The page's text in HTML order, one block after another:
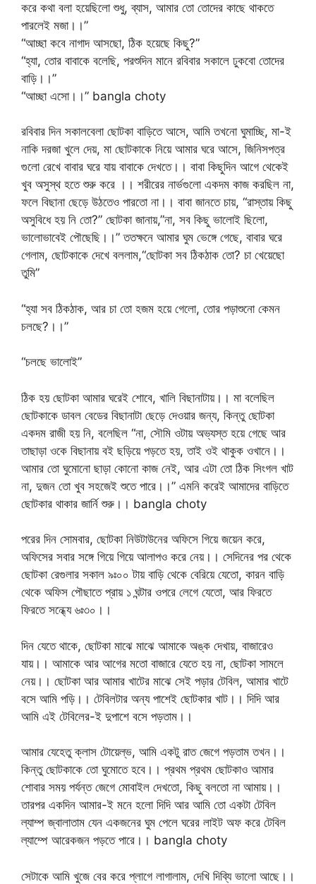
করে কথা বলা হয়েছিলো শুধু, ব্যাস, আমার তো তোদের কাছে থাকতে
পারলেই মজা।।”
“আচ্ছা কবে নাগাদ আসছো, ঠিক হয়েছে কিছু?”
“হ্যা, তোর বাবাকে বলেছি, পরশুদিন মানে রবিবার সকালে ঢুকবো তোদের
বাড়ি।।”
“আচ্ছা এসো।।” bangla choty
রবিবার দিন সকালবেলা ছোটকা বাড়িতে আসে, আমি তখনো ঘুমাচ্ছি, মা-ই
নাকি দরজা খুলে দেয়, মা ছোটকাকে নিয়ে আমার ঘরে আসে, জিনিসপত্র
গুলো রেখে বাবার ঘরে যায় বাবাকে দেখতে।। বাবা কিছুদিন আগে থেকেই
খুব অসুস্থ হতে শুরু করে ।। শরীরের নার্ভগুলো একদম কাজ করছিল না,
ফলে বিছানা ছেড়ে উঠতেও পারতো না।। বাবা জানতে চায়, “রাস্তায় কিছু
অসুবিধে হয় নি তো?” ছোটকা জানায়,”না, সব কিছু ভালোই ছিলো,
ভালোভাবেই পৌছেছি।।” ততক্ষনে আমার ঘুম ভেঙ্গে গেছে, বাবার ঘরে
গেলাম, ছোটকাকে দেখে বললাম,“ছোটকা সব ঠিকঠাক তো? চা খেয়েছো
তুমি”
“হ্যা সব ঠিকঠাক, আর চা তো হজম হয়ে গেলো, তোর পড়াশুনো কেমন
চলছে?।।”
“চলছে ভালোই”
ঠিক হয় ছোটকা আমার ঘরেই শোবে, খালি বিছানাটায়।। মা বলেছিল
ছোটকাকে ডাবল বেডের বিছানাটা ছেড়ে দেওয়ার জন্য, কিন্তু ছোটকা
একদম রাজী হয় নি, বলেছিল “না, সৌমি ওটায় অভ্যস্ত হয়ে গেছে আর
তাছাড়া ওকে বিছানায় বই ছড়িয়ে পড়তে হয়, তাই ওই থাকুক ওখানে।।
আমার তো ঘুমোনো ছাড়া কোনো কাজ নেই, আর এটা তো ঠিক সিংগল খাট
না, দুজন তো খুব সহজেই শুতে পারে।।” এমনি করেই আমাদের বাড়িতে
ছোটকার থাকার জার্নি শুরু।। bangla choty
পরের দিন সোমবার, ছোটকা নিউটাউনের অফিসে গিয়ে জয়েন করে,
অফিসের সবার সঙ্গে গিয়ে গিয়ে আলাপও করে নেয়।। সেদিনের পর থেকে
ছোটকা রেগুলার সকাল ৯ঃ০০ টায় বাড়ি থেকে বেরিয়ে যেতো, কারন বাড়ি
থেকে অফিস পৌছাতে প্রায় ১ ঘন্টার ওপরে লেগে যেতো, আর ফিরতে
ফিরতে সন্ধ্যে ৬ঃ৩০।।
দিন যেতে থাকে, ছোটকা মাঝে মাঝে আমাকে অঙ্ক দেখায়, বাজারেও
যায়।। আমাকে আর আগের মতো বাজারে যেতে হয় না, ছোটকা সামলে
নেয়।। ছোটকা আর আমার খাটের মাঝে সেই পড়ার টেবিল, আমার খাটে
বসে আমি পড়ি।। টেবিলটার অন্য পাশেই ছোটকার খাট।। দিদি আর
আমি এই টেবিলের-ই দুপাশে বসে পড়তাম।।
আমার যেহেতু ক্লাস টোয়েল্ভ, আমি একটু রাত জেগে পড়তাম তখন।।
কিন্তু ছোটকাকে তো ঘুমোতে হবে।। প্রথম প্রথম ছোটকাও আমার
শোবার সময় পর্যন্ত জেগে মোবাইল দেখতো, কিছু বলতো না আমায়।।
তারপর একদিন আমার-ই মনে হলো দিদি আর আমি তো একটা টেবিল
ল্যাম্প জ্বালাতাম যেন একজনের ঘুম পেলে ঘরের লাইট অফ করে টেবিল
ল্যাম্পে আরেকজন পড়তে পারে।। bangla choty
সেটাকে আমি খুজে বের করে প্লাগে লাগালাম, দেখি দিব্যি ভালো আছে।।